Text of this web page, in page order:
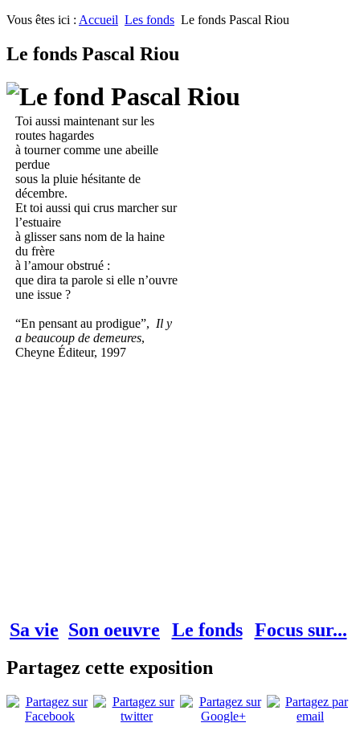
Vous êtes ici : Accueil Les fonds Le fonds Pascal Riou
Le fonds Pascal Riou
Toi aussi maintenant sur les
routes hagardes
à tourner comme une abeille
perdue
sous la pluie hésitante de
décembre.
Et toi aussi qui crus marcher sur
l’estuaire
à glisser sans nom de la haine
du frère
à l’amour obstrué :
que dira ta parole si elle n’ouvre
une issue ?
“En pensant au prodigue”, Il y
a beaucoup de demeures,
Cheyne Éditeur, 1997
Sa vie Son oeuvre Le fonds Focus sur...
Partagez cette exposition